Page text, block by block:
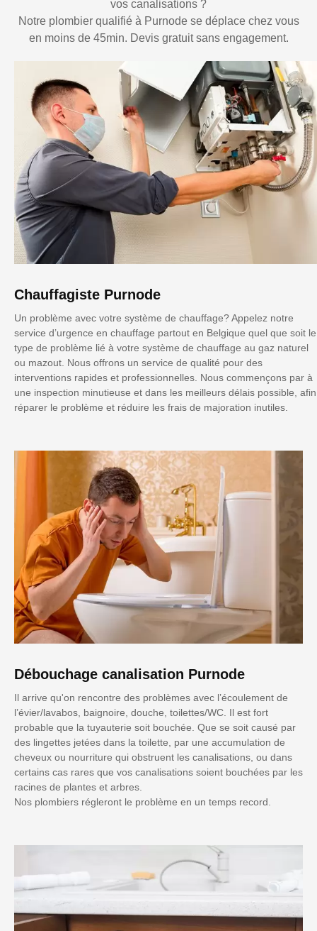
vos canalisations ?
Notre plombier qualifié à Purnode se déplace chez vous
en moins de 45min. Devis gratuit sans engagement.
Chauffagiste Purnode
Un problème avec votre système de chauffage? Appelez notre
service d’urgence en chauffage partout en Belgique quel que soit le
type de problème lié à votre système de chauffage au gaz naturel
ou mazout. Nous offrons un service de qualité pour des
interventions rapides et professionnelles. Nous commençons par à
une inspection minutieuse et dans les meilleurs délais possible, afin
réparer le problème et réduire les frais de majoration inutiles.
Débouchage canalisation Purnode
Il arrive qu'on rencontre des problèmes avec l’écoulement de
l’évier/lavabos, baignoire, douche, toilettes/WC. Il est fort
probable que la tuyauterie soit bouchée. Que se soit causé par
des lingettes jetées dans la toilette, par une accumulation de
cheveux ou nourriture qui obstruent les canalisations, ou dans
certains cas rares que vos canalisations soient bouchées par les
racines de plantes et arbres.
Nos plombiers régleront le problème en un temps record.